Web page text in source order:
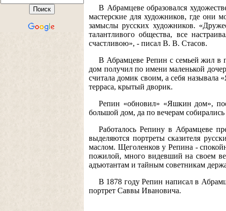
В Абрамцеве образовался
мастерские для художников, где они
замыслы русских художников.
талантливого общества, все
счастливою», - писал В. В. Стасов.
В Абрамцеве Репин с семьей жил в
дом получил по имени маленькой
считала домик своим, а себя
терраса, крытый дворик.
Репин «обновил» «Яшкин дом»,
большой дом, да по вечерам
Работалось Репину в Абрамцеве
выделяются портреты сказителя
маслом. Щеголенков у Репина -
пожилой, много видевший на своем
адъютантам и тайным советникам
В 1878 году Репин написал в
портрет Саввы Ивановича.